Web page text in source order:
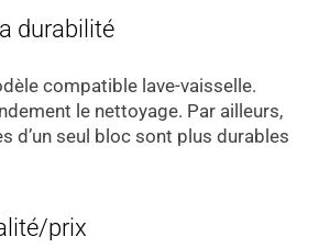
durabilité
compatible lave-vaisselle.
le nettoyage. Par ailleurs,
d’un seul bloc sont plus durables
prix